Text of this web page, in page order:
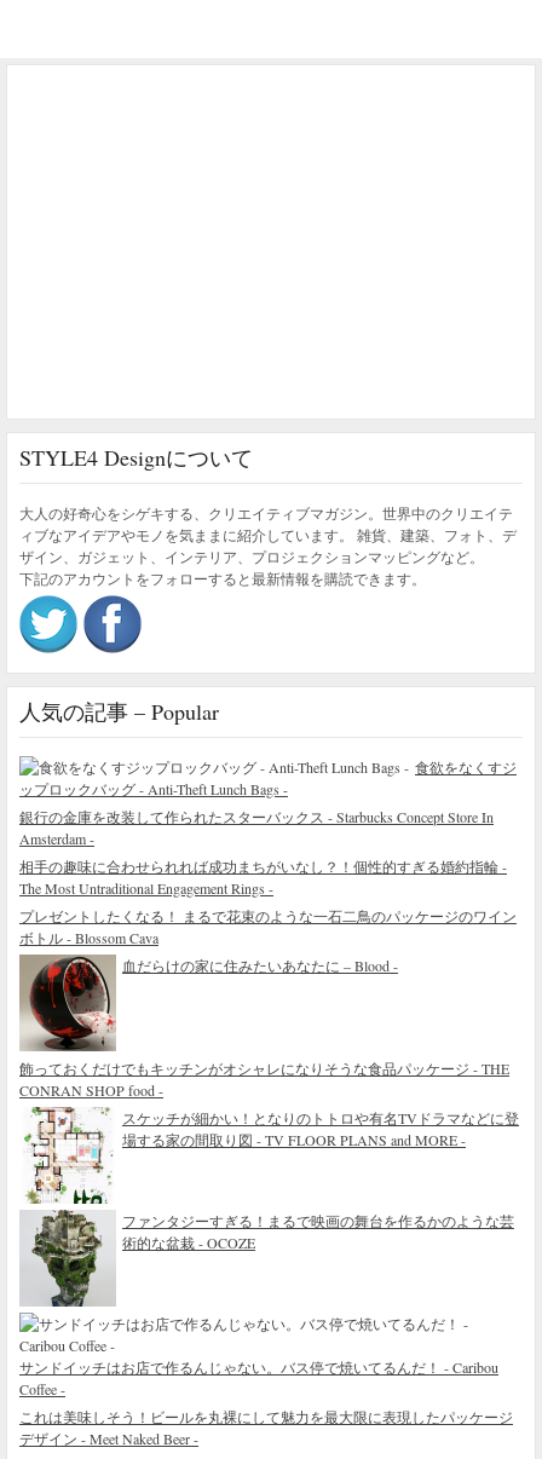
STYLE4 Designについて
大人の好奇心をシゲキする、クリエイティブマガジン。世界中のクリエイテ
ィブなアイデアやモノを気ままに紹介しています。 雑貨、建築、フォト、デ
ザイン、ガジェット、インテリア、プロジェクションマッピングなど。
下記のアカウントをフォローすると最新情報を購読できます。
人気の記事 – Popular
食欲をなくすジ
ップロックバッグ - Anti-Theft Lunch Bags -
銀行の金庫を改装して作られたスターバックス - Starbucks Concept Store In
Amsterdam -
相手の趣味に合わせられれば成功まちがいなし？！個性的すぎる婚約指輪 -
The Most Untraditional Engagement Rings -
プレゼントしたくなる！ まるで花束のような一石二鳥のパッケージのワイン
ボトル - Blossom Cava
血だらけの家に住みたいあなたに – Blood -
飾っておくだけでもキッチンがオシャレになりそうな食品パッケージ - THE
CONRAN SHOP food -
スケッチが細かい！となりのトトロや有名TVドラマなどに登
場する家の間取り図 - TV FLOOR PLANS and MORE -
ファンタジーすぎる！まるで映画の舞台を作るかのような芸
術的な盆栽 - OCOZE
サンドイッチはお店で作るんじゃない。バス停で焼いてるんだ！ - Caribou
Coffee -
これは美味しそう！ビールを丸裸にして魅力を最大限に表現したパッケージ
デザイン - Meet Naked Beer -